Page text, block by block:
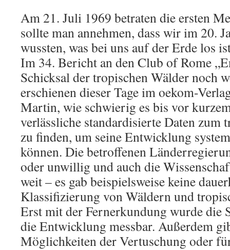
Am 21. Juli 1969 betraten die ersten
sollte man annehmen, dass wir im 20.
wussten, was bei uns auf der Erde los
Im 34. Bericht an den Club of Rome
Schicksal der tropischen Wälder noch
erschienen dieser Tage im oekom-
Martin, wie schwierig es bis vor
verlässliche standardisierte Daten zum
zu finden, um seine Entwicklung
können. Die betroffenen
oder unwillig und auch die
weit – es gab beispielsweise keine
Klassifizierung von Wäldern und
Erst mit der Fernerkundung wurde die
die Entwicklung messbar. Außerdem
Möglichkeiten der Vertuschung oder